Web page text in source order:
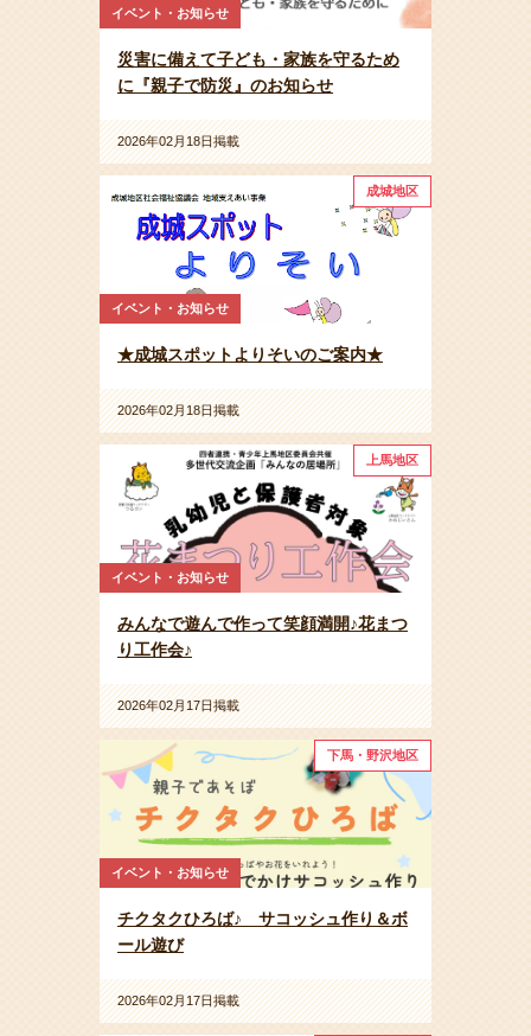
イベント・お知らせ
災害に備えて子ども・家族を守るため
に『親子で防災』のお知らせ
2026年02月18日掲載
成城地区
イベント・お知らせ
★成城スポットよりそいのご案内★
2026年02月18日掲載
上馬地区
イベント・お知らせ
みんなで遊んで作って笑顔満開♪花まつ
り工作会♪
2026年02月17日掲載
下馬・野沢地区
イベント・お知らせ
チクタクひろば♪ サコッシュ作り＆ボ
ール遊び
2026年02月17日掲載